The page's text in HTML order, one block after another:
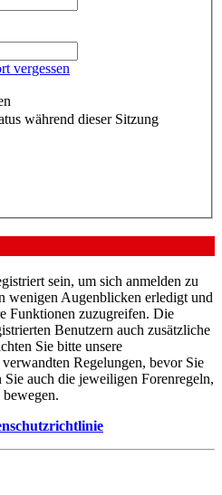
vergessen
während dieser Sitzung
sein, um sich anmelden zu
wenigen Augenblicken erledigt und
Funktionen zuzugreifen. Die
Benutzern auch zusätzliche
Sie bitte unsere
Regelungen, bevor Sie
auch die jeweiligen Forenregeln,